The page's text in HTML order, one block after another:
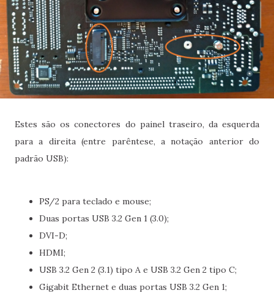
Estes são os conectores do painel traseiro, da esquerda
para a direita (entre parêntese, a notação anterior do
padrão USB):
PS/2 para teclado e mouse;
Duas portas USB 3.2 Gen 1 (3.0);
DVI-D;
HDMI;
USB 3.2 Gen 2 (3.1) tipo A e USB 3.2 Gen 2 tipo C;
Gigabit Ethernet e duas portas USB 3.2 Gen 1;